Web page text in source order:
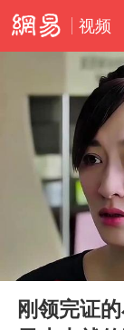
视频
Play
00:00
刚领完证